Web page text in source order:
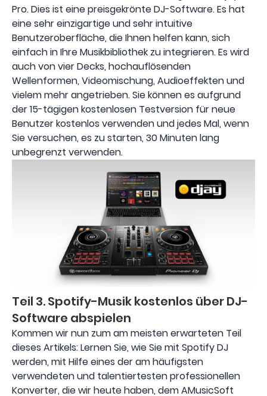
Pro. Dies ist eine preisgekrönte DJ-Software. Es hat
eine sehr einzigartige und sehr intuitive
Benutzeroberfläche, die Ihnen helfen kann, sich
einfach in Ihre Musikbibliothek zu integrieren. Es wird
auch von vier Decks, hochauflösenden
Wellenformen, Videomischung, Audioeffekten und
vielem mehr angetrieben. Sie können es aufgrund
der 15-tägigen kostenlosen Testversion für neue
Benutzer kostenlos verwenden und jedes Mal, wenn
Sie versuchen, es zu starten, 30 Minuten lang
unbegrenzt verwenden.
Teil 3. Spotify-Musik kostenlos über DJ-
Software abspielen
Kommen wir nun zum am meisten erwarteten Teil
dieses Artikels: Lernen Sie, wie Sie mit Spotify DJ
werden, mit Hilfe eines der am häufigsten
verwendeten und talentiertesten professionellen
Konverter, die wir heute haben, dem AMusicSoft